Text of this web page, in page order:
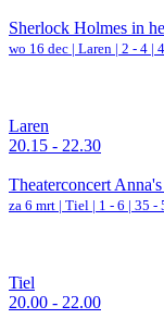
Sherlock Holmes in
wo 16 dec | Laren | 2 - 4 |
Laren
20.15 - 22.30
Theaterconcert
za 6 mrt | Tiel | 1 - 6 | 35 -
Tiel
20.00 - 22.00